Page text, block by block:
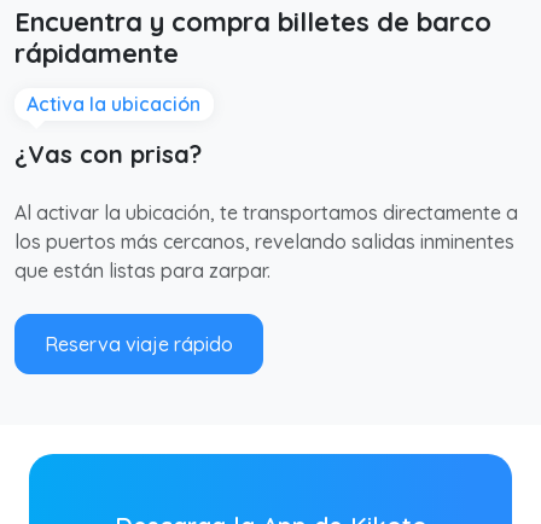
Encuentra y compra billetes de barco
rápidamente
Activa la ubicación
¿Vas con prisa?
Al activar la ubicación, te transportamos directamente a
los puertos más cercanos, revelando salidas inminentes
que están listas para zarpar.
Reserva viaje rápido